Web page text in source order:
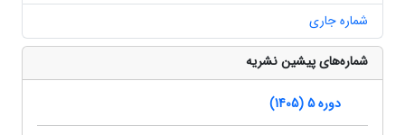
شماره جاری
شماره‌های پیشین نشریه
دوره 5 (1405)